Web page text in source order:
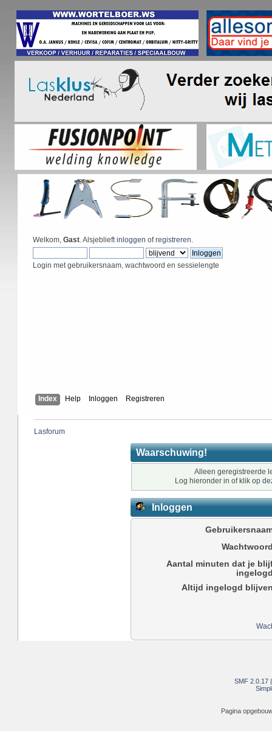
Welkom, Gast. Alsjeblieftinloggen ofregistreren.
Login met gebruikersnaam, wachtwoord en sessielengte
Index Help Inloggen Registreren
Lasforum
Waarschuwing!
Alleen geregistreerde
Log hieronder in of klik op
Inloggen
Aantal minuten dat je
Altijd ingelogd
SMF 2.0.17
Pagina